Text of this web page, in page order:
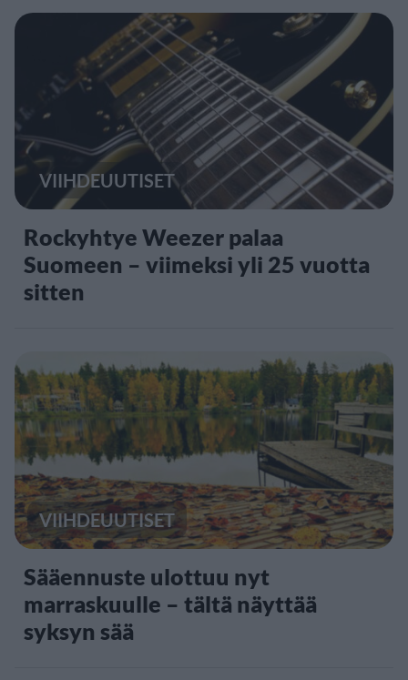
VIIHDEUUTISET
Rockyhtye Weezer palaa
Suomeen – viimeksi yli 25 vuotta
sitten
VIIHDEUUTISET
Sääennuste ulottuu nyt
marraskuulle – tältä näyttää
syksyn sää